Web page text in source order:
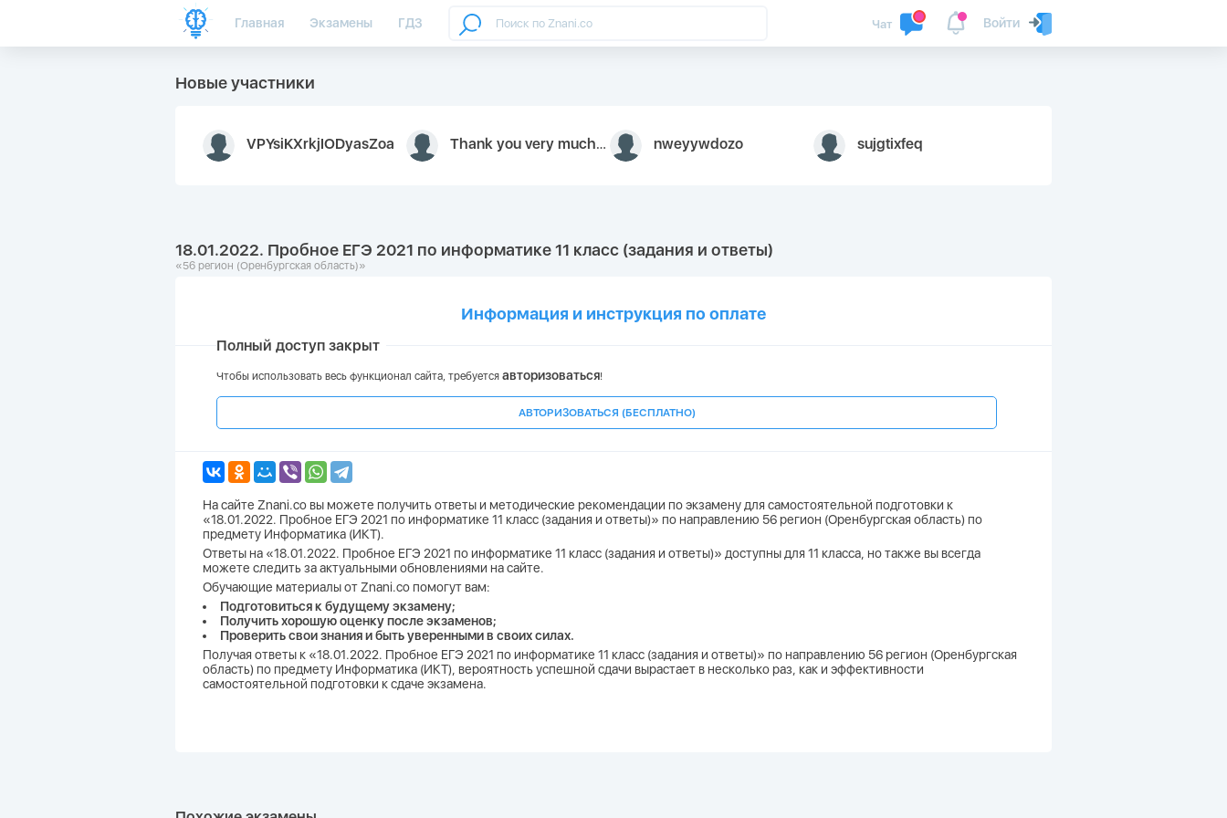
Главная Экзамены ГДЗ Войти
Чат
Новые участники
VPYsiKXrkjIODyasZoa Thank you very much for your inquiry We appreciate you 9126052 https://youtube.com faceapple ! nweyywdozo sujgtixfeq
18.01.2022. Пробное ЕГЭ 2021 по информатике 11 класс (задания и ответы)
«56 регион (Оренбургская область)»
Информация и инструкция по оплате
Полный доступ закрыт
Чтобы использовать весь функционал сайта, требуется авторизоваться!
АВТОРИЗОВАТЬСЯ (БЕСПЛАТНО)
На сайте Znani.co вы можете получить ответы и методические рекомендации по экзамену для самостоятельной подготовки к
«18.01.2022. Пробное ЕГЭ 2021 по информатике 11 класс (задания и ответы)» по направлению 56 регион (Оренбургская область) по
предмету Информатика (ИКТ).
Ответы на «18.01.2022. Пробное ЕГЭ 2021 по информатике 11 класс (задания и ответы)» доступны для 11 класса, но также вы всегда
можете следить за актуальными обновлениями на сайте.
Обучающие материалы от Znani.co помогут вам:
Подготовиться к будущему экзамену;
Получить хорошую оценку после экзаменов;
Проверить свои знания и быть уверенными в своих силах.
Получая ответы к «18.01.2022. Пробное ЕГЭ 2021 по информатике 11 класс (задания и ответы)» по направлению 56 регион (Оренбургская
область) по предмету Информатика (ИКТ), вероятность успешной сдачи вырастает в несколько раз, как и эффективности
самостоятельной подготовки к сдаче экзамена.